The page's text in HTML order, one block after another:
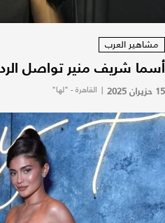
مشاهير العرب
أسما شريف منير تواصل
15 حزيران 2025 | القاهرة - "لها"